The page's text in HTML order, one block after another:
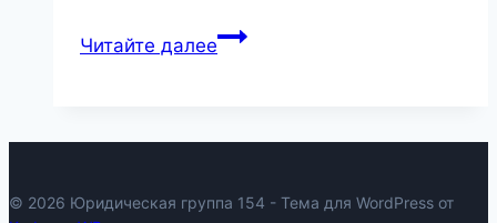
Читайте далееБанкротство
в
© 2026 Юридическая группа 154 - Тема для WordPress от